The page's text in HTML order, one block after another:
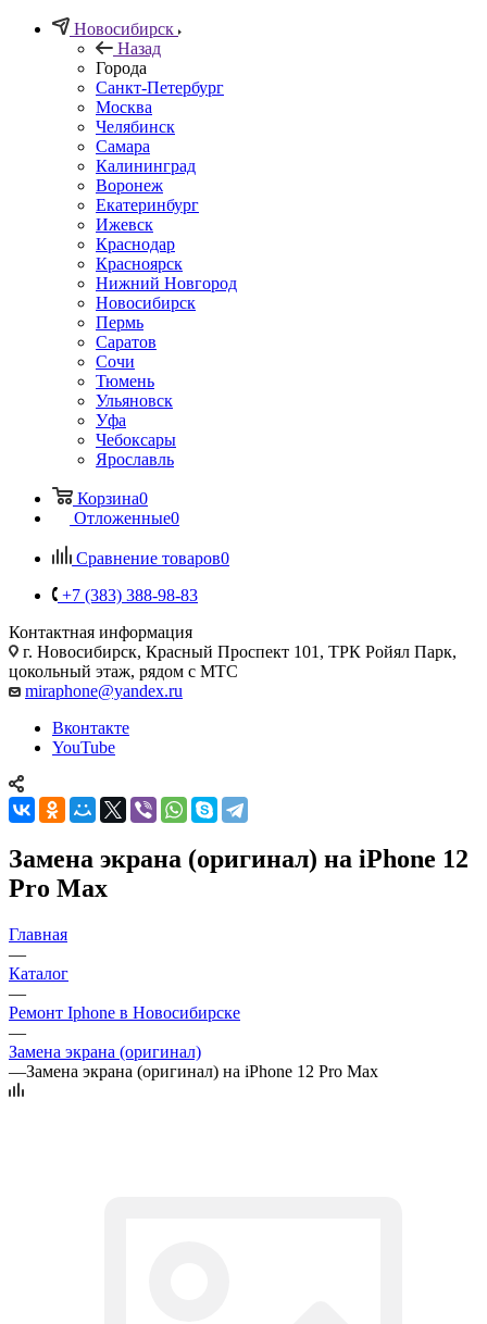
Новосибирск
Назад
Города
Санкт-Петербург
Москва
Челябинск
Самара
Калининград
Воронеж
Екатеринбург
Ижевск
Краснодар
Красноярск
Нижний Новгород
Новосибирск
Пермь
Саратов
Сочи
Тюмень
Ульяновск
Уфа
Чебоксары
Ярославль
Корзина0
Отложенные0
Сравнение товаров0
+7 (383) 388-98-83
Контактная информация
г. Новосибирск, Красный Проспект 101, ТРК Ройял Парк,
цокольный этаж, рядом с МТС
miraphone@yandex.ru
Вконтакте
YouTube
Замена экрана (оригинал) на iPhone 12
Pro Max
Главная
—
Каталог
—
Ремонт Iphone в Новосибирске
—
Замена экрана (оригинал)
—Замена экрана (оригинал) на iPhone 12 Pro Max